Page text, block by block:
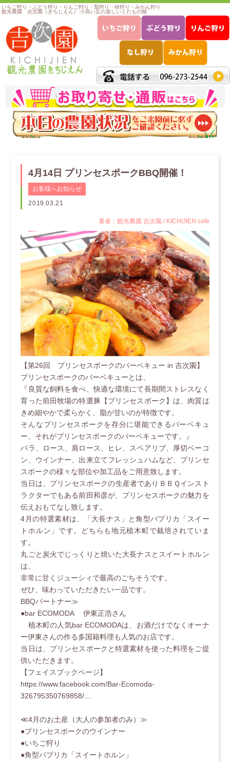
いちご狩り・ぶどう狩り・りんご狩り・梨狩り・柿狩り・みかん狩り
観光農園 吉次園（きちじえん） 小高い丘の楽しいくだもの畑
4月14日 プリンセスポークBBQ開催！
お客様へお知らせ
2019.03.21
著者：観光農園 吉次園 / KICHIJIEN cafe
【第26回 プリンセスポークのバーベキュー in 吉次園】
プリンセスポークのバーベキューとは、
『良質な飼料を食べ、快適な環境にて長期間ストレスなく
育った前田牧場の特選豚【プリンセスポーク】は、肉質は
きめ細やかで柔らかく、脂が甘いのが特徴です。
そんなプリンセスポークを存分に堪能できるバーベキュ
ー、それがプリンセスポークのバーベキューです。』
バラ、ロース、肩ロース、ヒレ、スペアリブ、厚切ベーコ
ン、ウインナー、出来立てフレッシュハムなど、プリンセ
スポークの様々な部位や加工品をご用意致します。
当日は、プリンセスポークの生産者でありＢＢＱインスト
ラクターでもある前田和彦が、プリンセスポークの魅力を
伝えおもてなし致します。
4月の特選素材は、「大長ナス」と角型パプリカ「スイー
トホルン」です。どちらも地元植木町で栽培されていま
す。
丸ごと炭火でじっくりと焼いた大長ナスとスイートホルン
は、
非常に甘くジューシィで最高のごちそうです。
ぜひ、味わっていただきたい一品です。
BBQパートナー≫
●bar ECOMODA 伊東正浩さん
植木町の人気bar ECOMODAは、お酒だけでなくオーナ
ー伊東さんの作る多国籍料理も人気のお店です。
当日は、プリンセスポークと特選素材を使った料理をご提
供いただきます。
【フェイスブックページ】
https://www.facebook.com/Bar-Ecomoda-
326795350769858/…
≪4月のお土産（大人の参加者のみ）≫
●プリンセスポークのウインナー
●いちご狩り
●角型パプリカ「スイートホルン」